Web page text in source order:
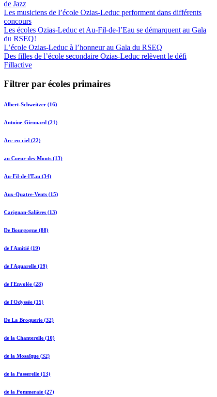
de Jazz
Les musiciens de l’école Ozias-Leduc performent dans différents
concours
Les écoles Ozias-Leduc et Au-Fil-de-l’Eau se démarquent au Gala
du RSEQ!
L’école Ozias-Leduc à l’honneur au Gala du RSEQ
Des filles de l’école secondaire Ozias-Leduc relèvent le défi
Fillactive
Filtrer par écoles primaires
Albert-Schweitzer (16)
Antoine-Girouard (21)
Arc-en-ciel (22)
au Coeur-des-Monts (13)
Au-Fil-de-l'Eau (34)
Aux-Quatre-Vents (15)
Carignan-Salières (13)
De Bourgogne (88)
de l'Amitié (19)
de l'Aquarelle (19)
de l'Envolée (28)
de l'Odyssée (15)
De La Broquerie (32)
de la Chanterelle (10)
de la Mosaïque (32)
de la Passerelle (13)
de la Pommeraie (27)